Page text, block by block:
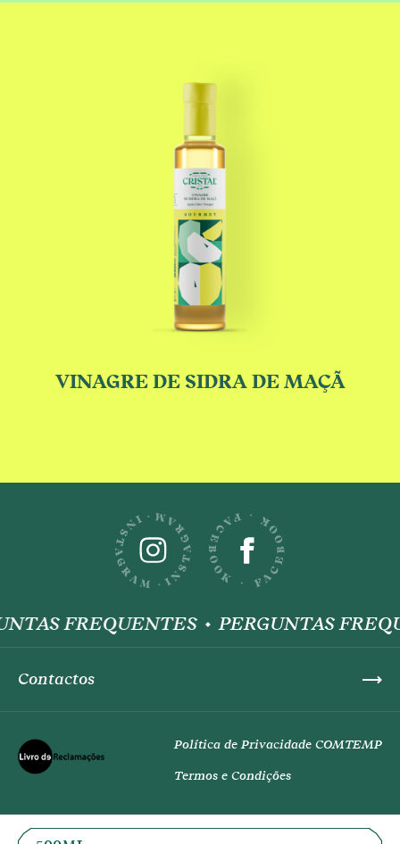
VINAGRE DE SIDRA DE MAÇÃ
FREQUENTES PERGUNTAS
Contactos
Política de Privacidade COMTEMP
Termos e Condições